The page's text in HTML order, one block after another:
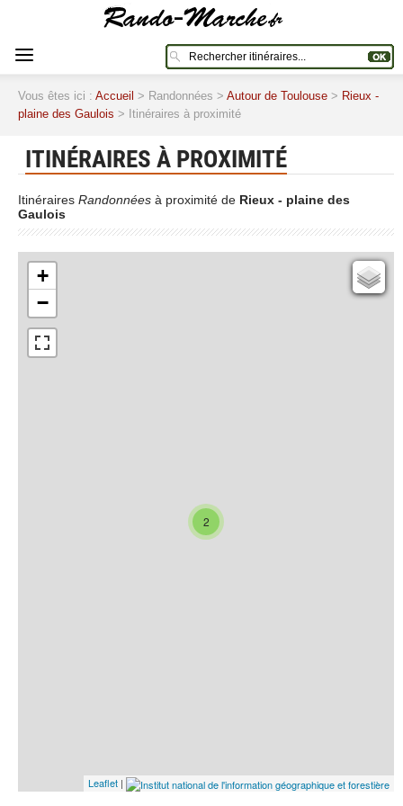
Vous êtes ici : Accueil > Randonnées > Autour de Toulouse > Rieux -
plaine des Gaulois > Itinéraires à proximité
ITINÉRAIRES À PROXIMITÉ
Itinéraires Randonnées à proximité de Rieux - plaine des
Gaulois
2
+
−
Leaflet |